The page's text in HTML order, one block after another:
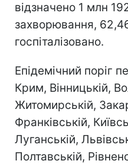
відзначено 1 млн
захворювання,
госпіталізовано.
Епідемічний поріг
Крим, Вінницькій,
Житомирській,
Франківській,
Луганській,
Полтавській,